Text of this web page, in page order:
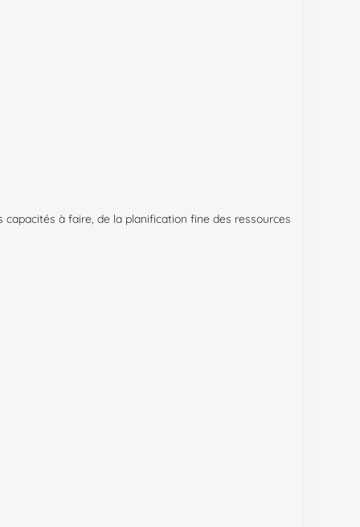
à faire, de la planification fine des ressources